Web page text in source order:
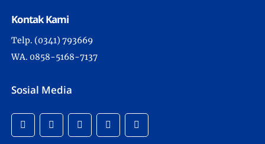
Kontak Kami
Telp. (0341) 793669
WA. 0858-5168-7137
Sosial Media